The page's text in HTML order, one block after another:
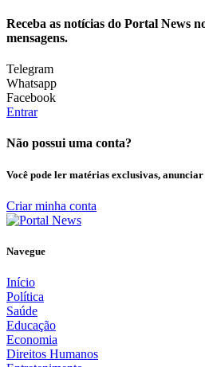
Receba as notícias do Portal News
mensagens.
Telegram
Whatsapp
Facebook
Entrar
Não possui uma conta?
Você pode ler matérias exclusivas,
Criar minha conta
Navegue
Início
Política
Saúde
Educação
Economia
Direitos Humanos